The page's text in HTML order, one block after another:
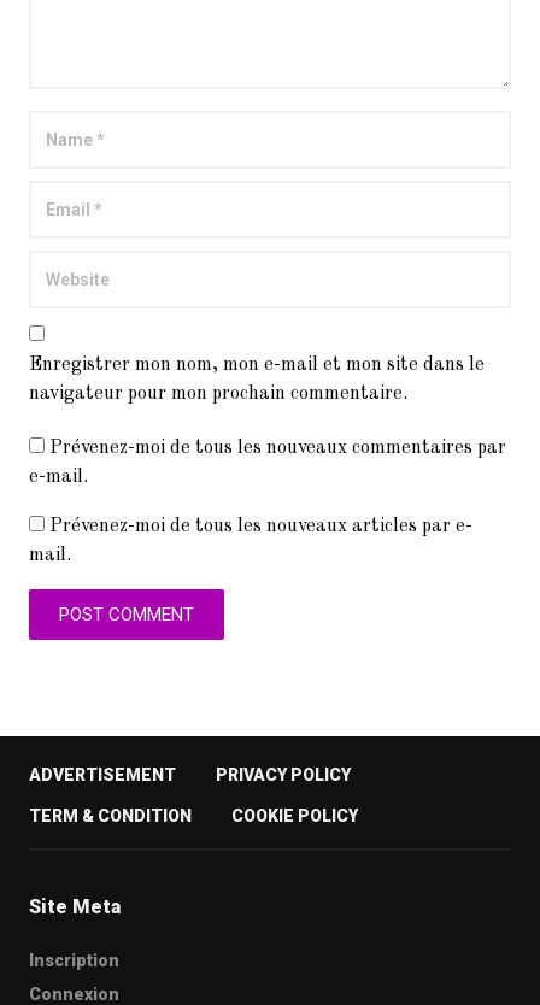
Enregistrer mon nom, mon e-mail et mon site dans le
navigateur pour mon prochain commentaire.
Prévenez-moi de tous les nouveaux commentaires par
e-mail.
Prévenez-moi de tous les nouveaux articles par e-
mail.
ADVERTISEMENT PRIVACY POLICY
TERM & CONDITION COOKIE POLICY
Site Meta
Inscription
Connexion